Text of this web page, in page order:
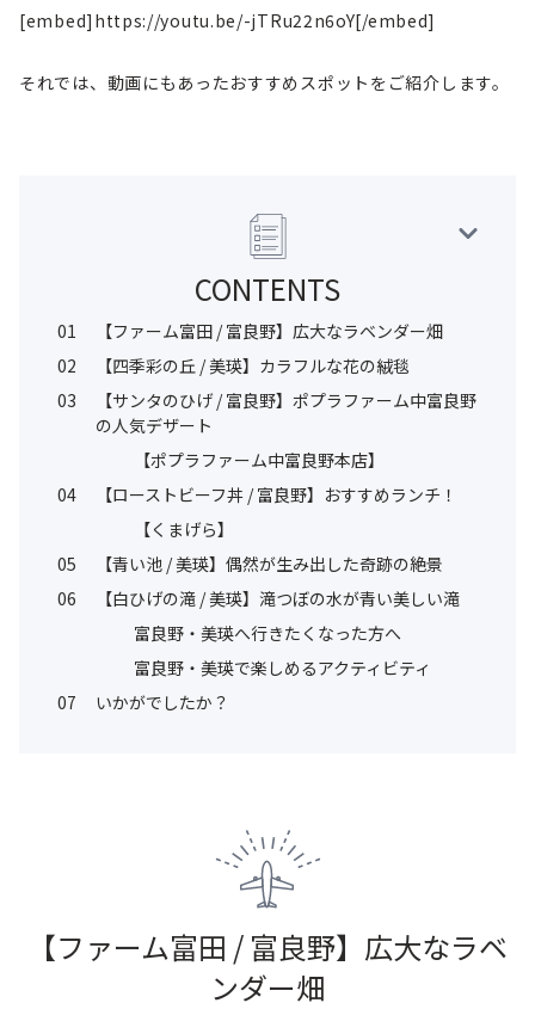
[embed]https://youtu.be/-jTRu22n6oY[/embed]
それでは、動画にもあったおすすめスポットをご紹介します。
CONTENTS
01
【ファーム富田 / 富良野】広大なラベンダー畑
02
【四季彩の丘 / 美瑛】カラフルな花の絨毯
03
【サンタのひげ / 富良野】ポプラファーム中富良野
の人気デザート
【ポプラファーム中富良野本店】
04
【ローストビーフ丼 / 富良野】おすすめランチ！
【くまげら】
05
【青い池 / 美瑛】偶然が生み出した奇跡の絶景
06
【白ひげの滝 / 美瑛】滝つぼの水が青い美しい滝
富良野・美瑛へ行きたくなった方へ
富良野・美瑛で楽しめるアクティビティ
07
いかがでしたか？
【ファーム富田 / 富良野】広大なラベ
ンダー畑